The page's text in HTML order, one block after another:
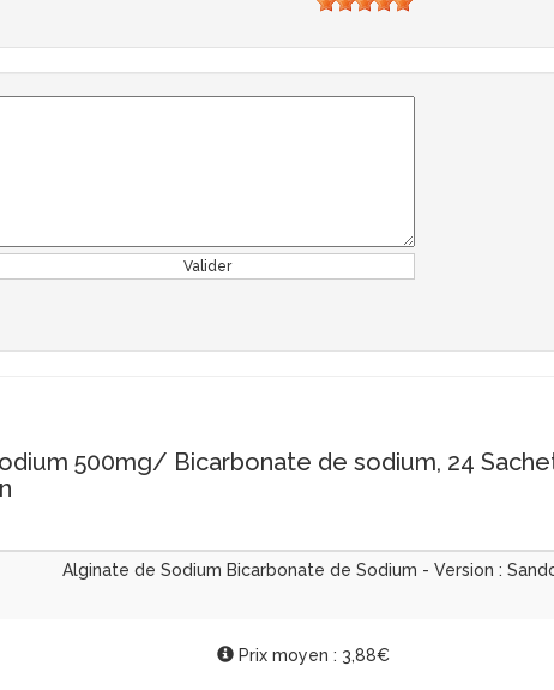
Valider
500mg/ Bicarbonate de sodium, 24
Alginate de Sodium Bicarbonate de Sodium - Version :
Prix moyen : 3,88€